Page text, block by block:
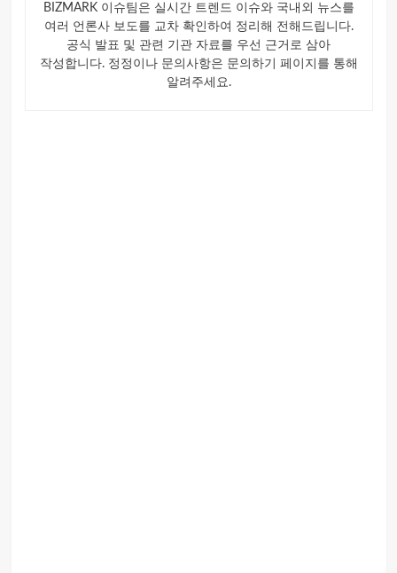
BIZMARK 이슈팀은 실시간 트렌드 이슈와 국내외 뉴스를
여러 언론사 보도를 교차 확인하여 정리해 전해드립니다.
공식 발표 및 관련 기관 자료를 우선 근거로 삼아
작성합니다. 정정이나 문의사항은 문의하기 페이지를 통해
알려주세요.